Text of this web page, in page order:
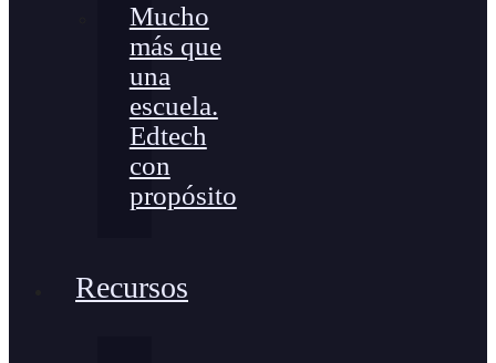
Mucho
más que
una
escuela.
Edtech
con
propósito
Recursos